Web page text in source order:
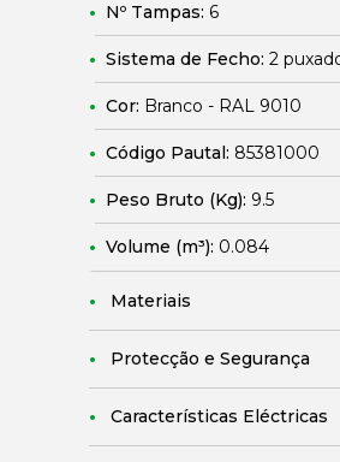
Nº Tampas: 6
Sistema de Fecho: 2
Cor: Branco - RAL 9010
Código Pautal: 85381000
Peso Bruto (Kg): 9.5
Volume (m³): 0.084
Materiais
Protecção e Segurança
Características Eléctricas